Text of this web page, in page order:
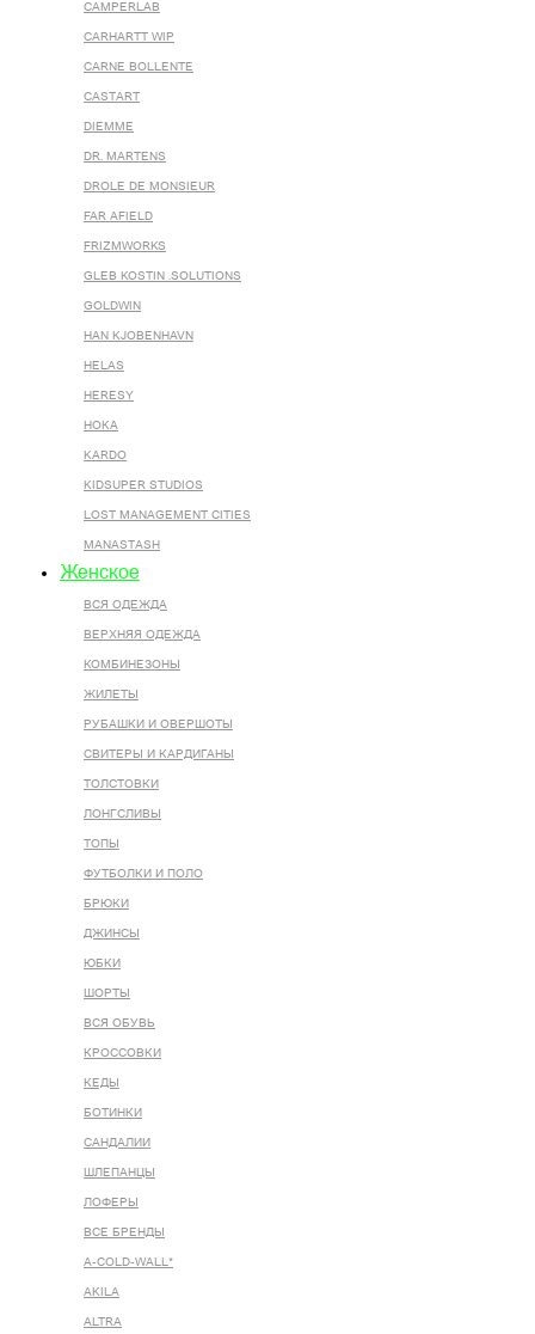
CAMPERLAB
CARHARTT WIP
CARNE BOLLENTE
CASTART
DIEMME
DR. MARTENS
DROLE DE MONSIEUR
FAR AFIELD
FRIZMWORKS
GLEB KOSTIN .SOLUTIONS
GOLDWIN
HAN KJOBENHAVN
HELAS
HERESY
HOKA
KARDO
KIDSUPER STUDIOS
LOST MANAGEMENT CITIES
MANASTASH
Женское
ВСЯ ОДЕЖДА
ВЕРХНЯЯ ОДЕЖДА
КОМБИНЕЗОНЫ
ЖИЛЕТЫ
РУБАШКИ И ОВЕРШОТЫ
СВИТЕРЫ И КАРДИГАНЫ
ТОЛСТОВКИ
ЛОНГСЛИВЫ
ТОПЫ
ФУТБОЛКИ И ПОЛО
БРЮКИ
ДЖИНСЫ
ЮБКИ
ШОРТЫ
ВСЯ ОБУВЬ
КРОССОВКИ
КЕДЫ
БОТИНКИ
САНДАЛИИ
ШЛЕПАНЦЫ
ЛОФЕРЫ
ВСЕ БРЕНДЫ
A-COLD-WALL*
AKILA
ALTRA